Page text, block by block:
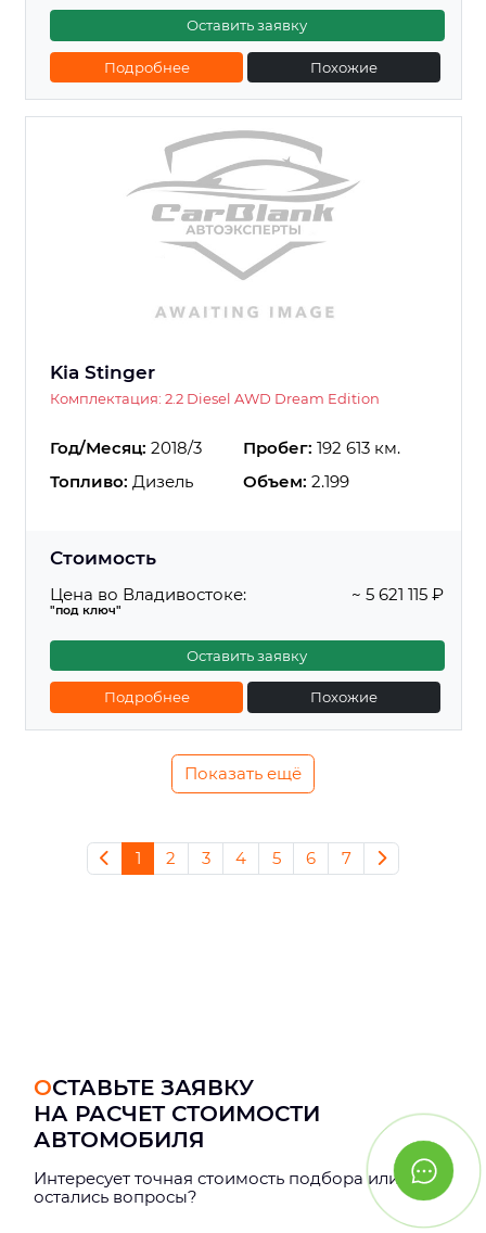
Оставить заявку
Подробнее Похожие
Kia Stinger
Комплектация: 2.2 Diesel AWD Dream Edition
Год/Месяц: 2018/3 Пробег: 192 613 км.
Топливо: Дизель Объем: 2.199
Стоимость
Цена во Владивостоке:
"под ключ"
~ 5 621 115 ₽
Оставить заявку
Подробнее Похожие
Показать ещё
1 2 3 4 5 6 7
ОСТАВЬТЕ ЗАЯВКУ
НА РАСЧЕТ СТОИМОСТИ
АВТОМОБИЛЯ
Интерeсует точная стоимость подбора или
остались вопросы?